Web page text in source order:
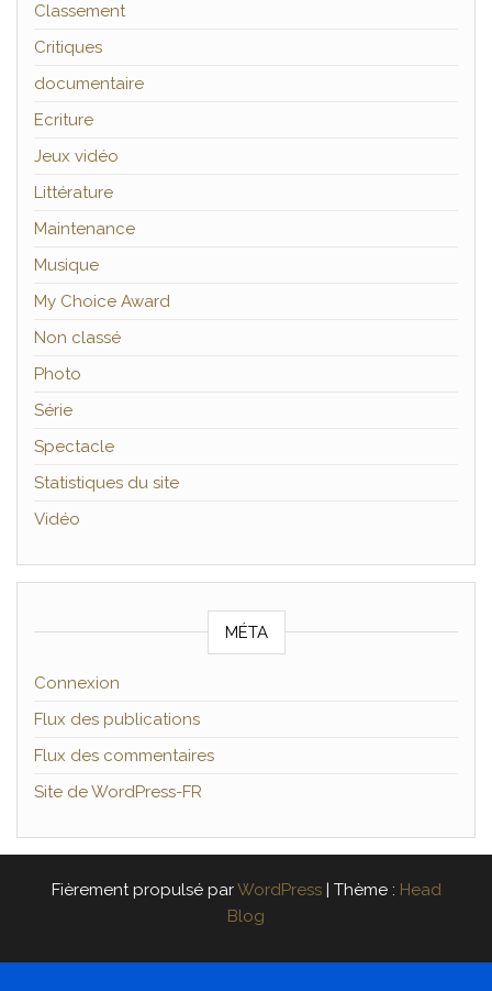
Classement
Critiques
documentaire
Ecriture
Jeux vidéo
Littérature
Maintenance
Musique
My Choice Award
Non classé
Photo
Série
Spectacle
Statistiques du site
Vidéo
MÉTA
Connexion
Flux des publications
Flux des commentaires
Site de WordPress-FR
Fièrement propulsé parWordPress | Thème : Head
Blog